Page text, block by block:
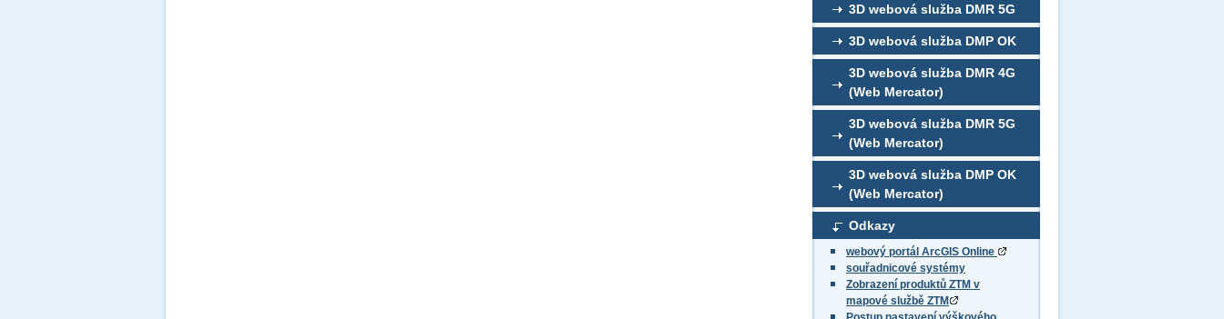
3D webová služba DMR 5G
3D webová služba DMP OK
3D webová služba DMR 4G
(Web Mercator)
3D webová služba DMR 5G
(Web Mercator)
3D webová služba DMP OK
(Web Mercator)
Odkazy
webový portál ArcGIS Online
souřadnicové systémy
Zobrazení produktů ZTM v
mapové službě ZTM